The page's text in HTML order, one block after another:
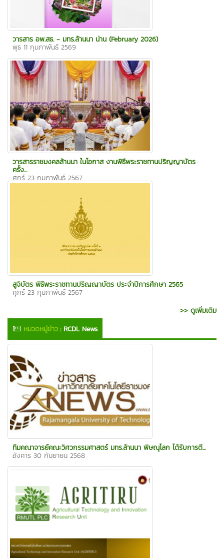
วารสาร อพ.สธ. - มทร.ล้านนา น่าน (February 2026)
พุธ 11 กุมภาพันธ์ 2569
วารสารราชมงคลล้านนา ในโอกาส งานพิธีพระราชทานปริญญาบัตร
ครั้ง...
ศุกร์ 23 กุมภาพันธ์ 2567
สูจิบัตร พิธีพระราชทานปริญญาบัตร ประจำปีการศึกษา 2565
ศุกร์ 23 กุมภาพันธ์ 2567
>> ดูเพิ่มเติม
หมวดหมู่ข่าว: RCDL News
ทีมคณาจารย์คณะวิศวกรรมศาสตร์ มทร.ล้านนา พิษณุโลก ได้รับการตี...
อังคาร 30 กันยายน 2568